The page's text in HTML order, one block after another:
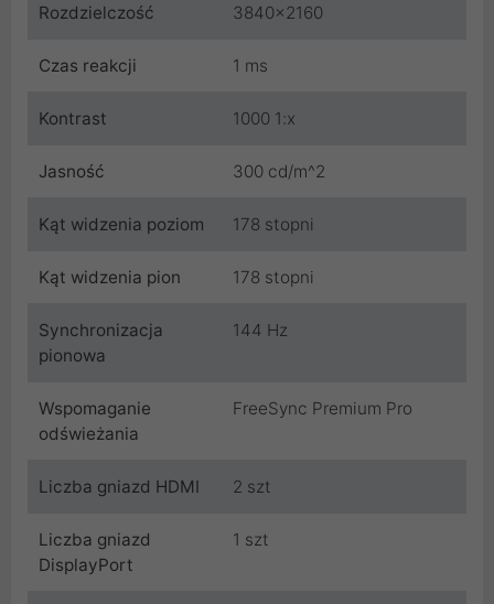
Rozdzielczość 3840x2160
Czas reakcji 1 ms
Kontrast 1000 1:x
Jasność 300 cd/m^2
Kąt widzenia poziom 178 stopni
Kąt widzenia pion 178 stopni
Synchronizacja
pionowa
144 Hz
Wspomaganie
odświeżania
FreeSync Premium Pro
Liczba gniazd HDMI 2 szt
Liczba gniazd
DisplayPort
1 szt